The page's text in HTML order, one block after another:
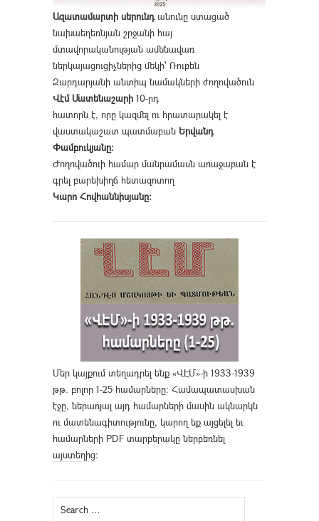
Ազատամարտի սերունդանունը ստացած
նախաեղեռնյան շրջանի հայ
մտավորականության ամենավառ
ներկայացուցիչներից մեկի՝ Ռուբեն
Զարդարյանի անտիպ նամակների ժողովածուն
Վէմ Մատենաշարի 10-րդ
հատորն է, որը կազմել ու հրատարակել է
վաստակաշատ պատմաբան Երվանդ
Փամբուկյանը։
Ժողովածուի համար մանրամասն առաջաբան է
գրել բարեխիղճ հետազոտող
Կարո Հովհաննիսյանը։
Մեր կայքում տեղադրել ենք «ՎԷՄ»-ի 1933-1939
թթ. բոլոր 1-25 համարները։ Համապատասխան
էջը, ներառյալ այդ համարների մասին ակնարկն
ու մատենագիտությունը, կարող եք այցելել եւ
համարների PDF տարբերակը ներբեռնել
այստեղից։
Search